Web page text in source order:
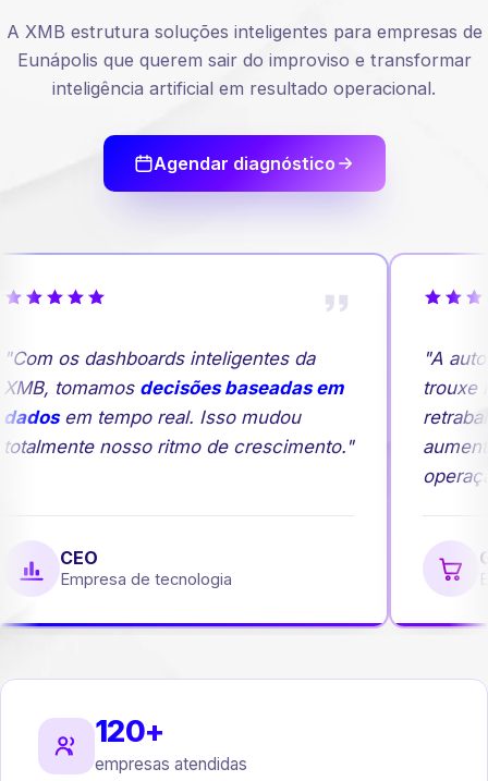
A XMB estrutura soluções inteligentes para empresas de
Eunápolis que querem sair do improviso e transformar
inteligência artificial em resultado operacional.
Agendar diagnóstico
os dashboards inteligentes da
tomamosdecisões baseadas em
em tempo real. Isso mudou
nosso ritmo de crescimento."
CEO
Empresa de tecnologia
"A
trouxe
120+
empresas atendidas